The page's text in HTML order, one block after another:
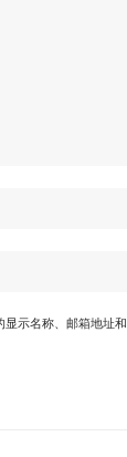
显示名称、邮箱地址